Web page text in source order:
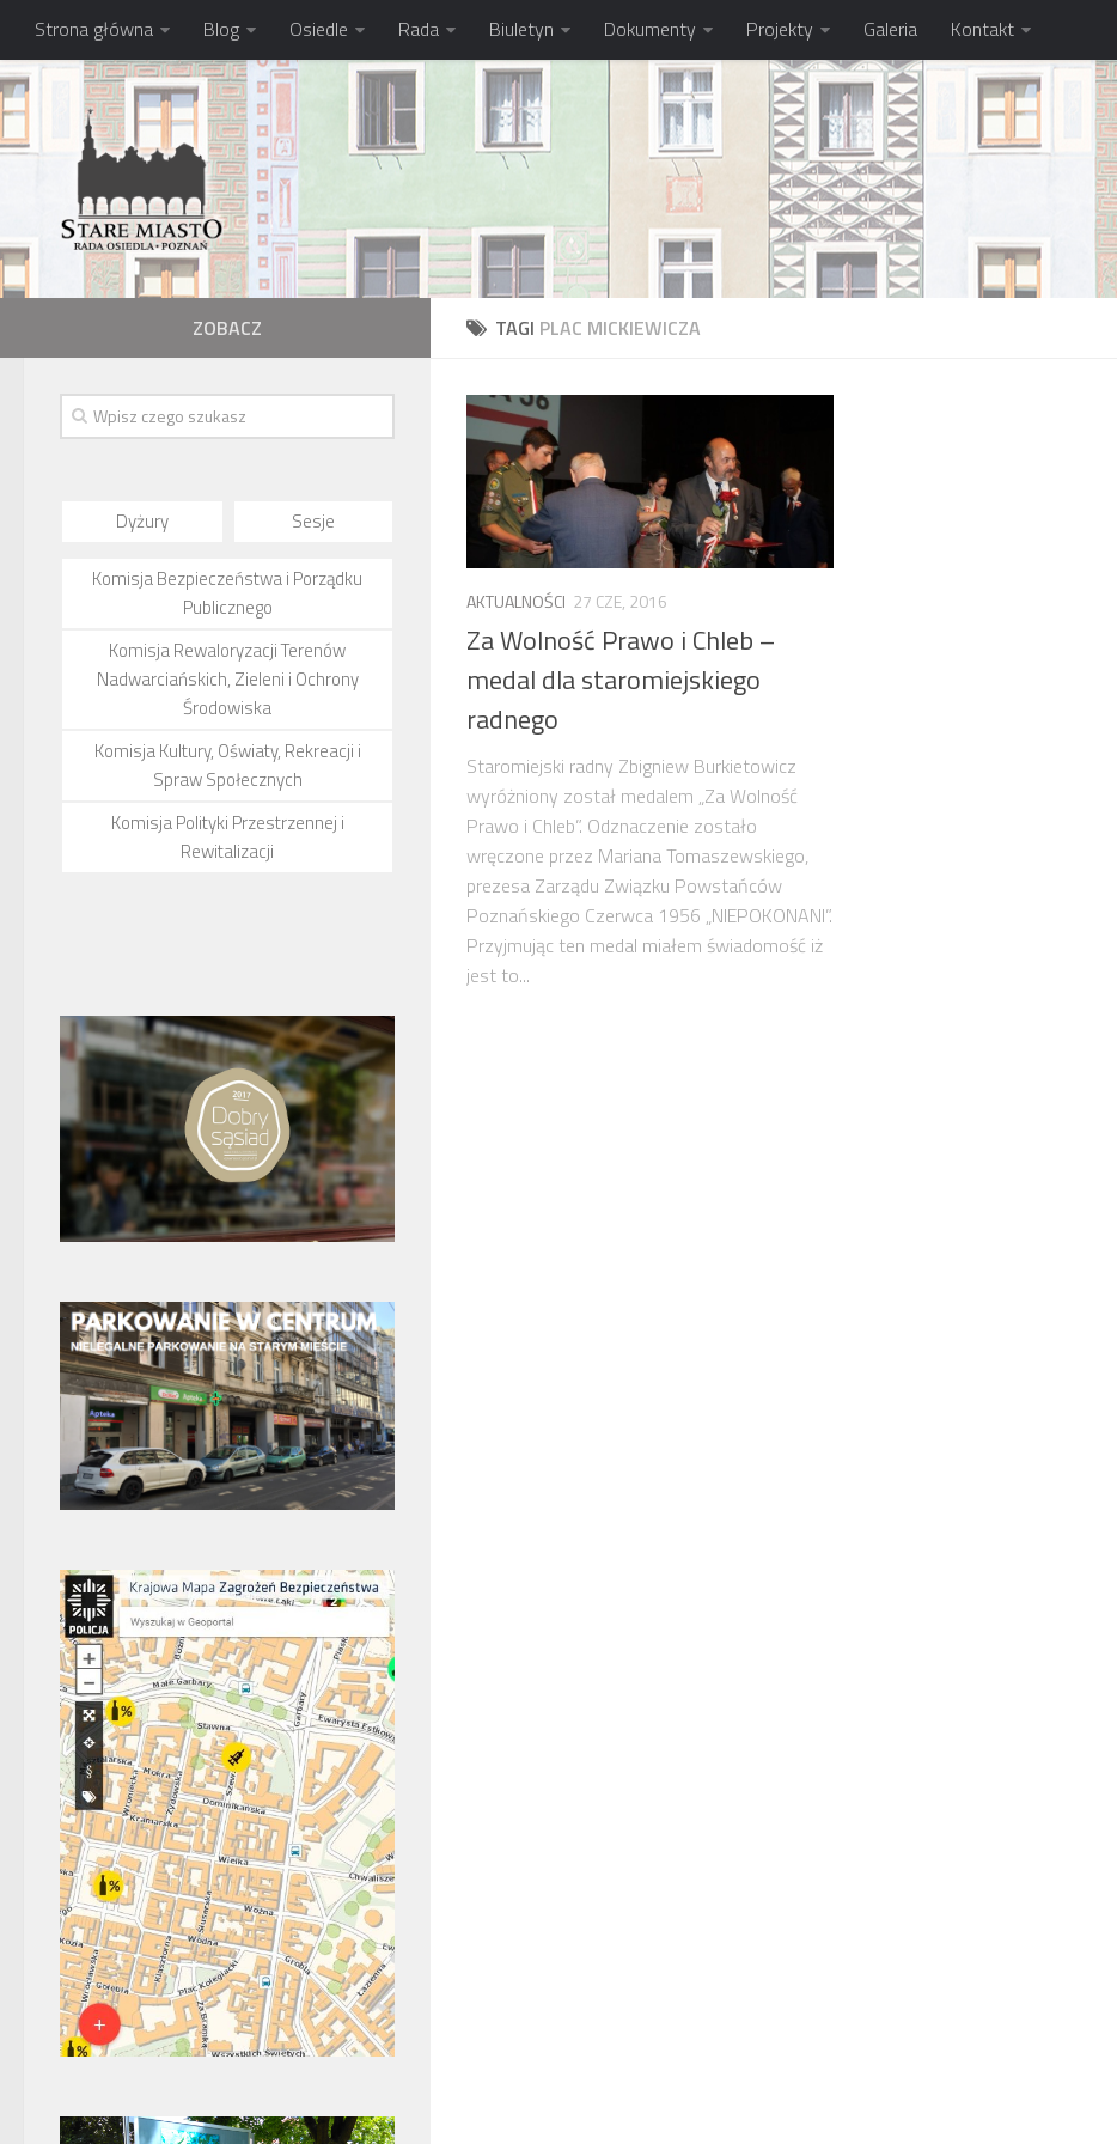
Strona główna Blog Osiedle Rada Biuletyn Dokumenty Projekty Galeria Kontakt
TAGI PLAC MICKIEWICZA
AKTUALNOŚCI 27 CZE, 2016
Za Wolność Prawo i Chleb –
medal dla staromiejskiego
radnego
Staromiejski radny Zbigniew Burkietowicz
wyróżniony został medalem „Za Wolność
Prawo i Chleb”. Odznaczenie zostało
wręczone przez Mariana Tomaszewskiego,
prezesa Zarządu Związku Powstańców
Poznańskiego Czerwca 1956 „NIEPOKONANI”.
Przyjmując ten medal miałem świadomość iż
jest to...
ZOBACZ
Dyżury Sesje
Komisja Bezpieczeństwa i Porządku
Publicznego
Komisja Rewaloryzacji Terenów
Nadwarciańskich, Zieleni i Ochrony
Środowiska
Komisja Kultury, Oświaty, Rekreacji i
Spraw Społecznych
Komisja Polityki Przestrzennej i
Rewitalizacji